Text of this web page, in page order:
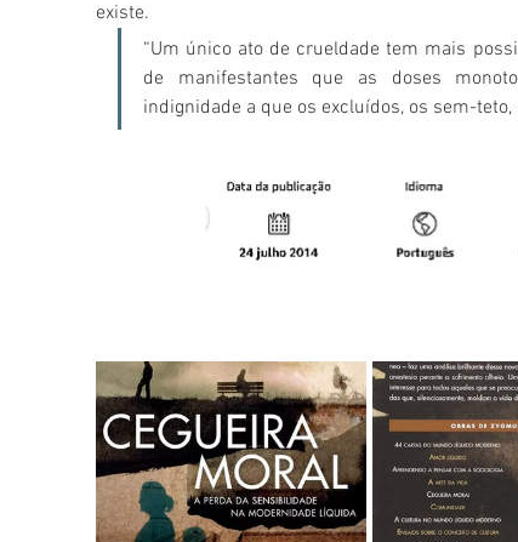
existe.
“Um único ato de crueldade tem mais
de manifestantes que as doses
indignidade a que os excluídos, os sem-